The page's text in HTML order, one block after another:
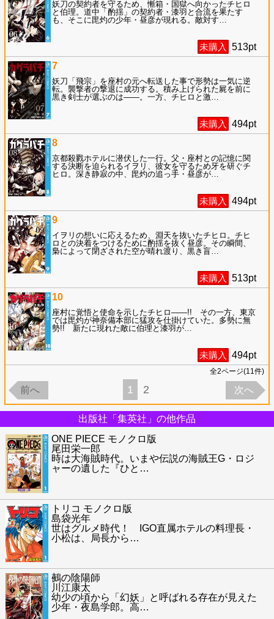
妖刀の契約者を守るため、慚箱・国獄へ向かったチヒロ
と伯理。道中「酌揺」の契約者・漆羽と合流を果たす
も、そこに毘灼の少年・昼彦が現れる。敵対す
未購入 513pt
7
妖刀「飛宗」を座村の元へ転送した事で形勢は一気に逆
転。襲撃者の撃退に成功する。積み上げられた屍を前に
黒き剣士が選ぶのは――。一方、チヒロと激
未購入 494pt
8
京都殺戮ホテルに潜伏した一行。父・座村との記憶に関
する決断を迫られるイヲリ、彼女を守るため牙を研ぐチ
ヒロ。深き静寂の中、毘灼の追っ手・昼彦が
未購入 494pt
9
イヲリの想いに応えるため、淵天を抜いたチヒロ。チヒ
ロとの決着をつけるために酌揺を抜く昼彦。その瞬間、
梟によって閉ざされた空が晴れ渡り、黒き盲
未購入 513pt
10
座村に覚悟と使命を示したチヒロ――!! その一方、東京
では毘灼が神奈備本部に猛攻を仕掛けていた。多勢に無
勢!! 新たに現れた敵に伯理と漆羽が
未購入 494pt
全2ページ(11件)
前へ 1 2 次へ
出版社「集英社」の他作品
ONE PIECE モノクロ版
尾田栄一郎
時は大海賊時代。いまや伝説の海賊王G・ロジ
ャーの遺した『ひと …
トリコ モノクロ版
島袋光年
世はグルメ時代！ IGO直属ホテルの料理長・
小松は、局長から …
鵺の陰陽師
川江康太
幼少の頃から「幻妖」と呼ばれる存在が見えた
少年・夜島学郎。高…